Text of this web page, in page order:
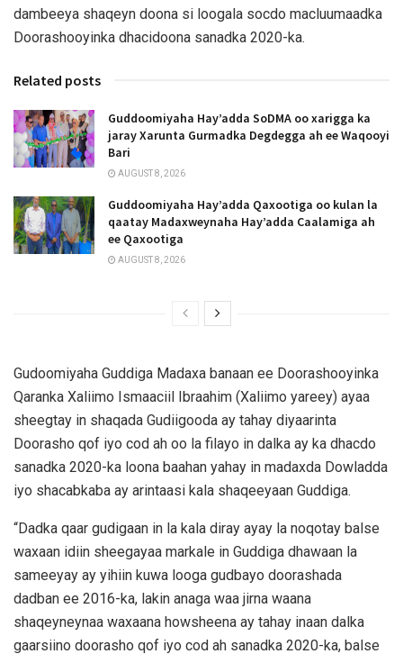
dambeeya shaqeyn doona si loogala socdo macluumaadka
Doorashooyinka dhacidoona sanadka 2020-ka.
Related posts
Guddoomiyaha Hay’adda SoDMA oo xarigga ka
jaray Xarunta Gurmadka Degdegga ah ee Waqooyi
Bari
AUGUST 8, 2026
Guddoomiyaha Hay’adda Qaxootiga oo kulan la
qaatay Madaxweynaha Hay’adda Caalamiga ah
ee Qaxootiga
AUGUST 8, 2026
Gudoomiyaha Guddiga Madaxa banaan ee Doorashooyinka
Qaranka Xaliimo Ismaaciil Ibraahim (Xaliimo yareey) ayaa
sheegtay in shaqada Gudiigooda ay tahay diyaarinta
Doorasho qof iyo cod ah oo la filayo in dalka ay ka dhacdo
sanadka 2020-ka loona baahan yahay in madaxda Dowladda
iyo shacabkaba ay arintaasi kala shaqeeyaan Guddiga.
“Dadka qaar gudigaan in la kala diray ayay la noqotay balse
waxaan idiin sheegayaa markale in Guddiga dhawaan la
sameeyay ay yihiin kuwa looga gudbayo doorashada
dadban ee 2016-ka, lakin anaga waa jirna waana
shaqeyneynaa waxaana howsheena ay tahay inaan dalka
gaarsiino doorasho qof iyo cod ah sanadka 2020-ka, balse